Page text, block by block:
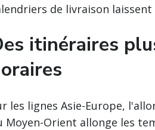
de livraison
itinéraires
les lignes Asie-Europe,
Moyen-Orient allonge les